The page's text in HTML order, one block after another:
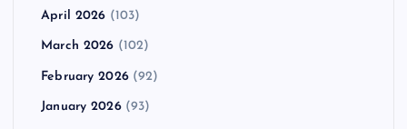
April 2026 (103)
March 2026 (102)
February 2026(92)
January 2026(93)